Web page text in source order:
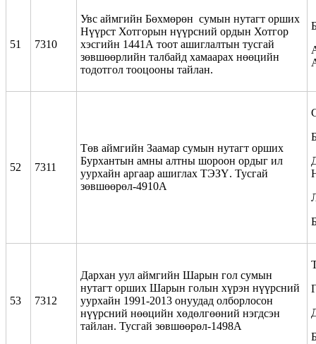
51 7310
Увс аймгийн Бөхмөрөн сумын нутагт орших
Нүүрст Хотгорын нүүрсний ордын Хотгор
хэсгийн 1441А тоот ашиглалтын тусгай
зөвшөөрлийн талбайд хамаарах нөөцийн
тодотгол тооцооны тайлан.
52 7311
Төв аймгийн Заамар сумын нутагт орших
Бурхантын амны алтны шороон ордыг ил
уурхайн аргаар ашиглах ТЭЗҮ. Тусгай
зөвшөөрөл-4910А
53 7312
Дархан уул аймгийн Шарын гол сумын
нутагт орших Шарын голын хүрэн нүүрсний
уурхайн 1991-2013 онуудад олборлосон
нүүрсний нөөцийн хөдөлгөөний нэгдсэн
тайлан. Тусгай зөвшөөрөл-1498А